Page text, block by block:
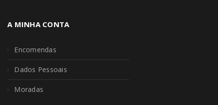
A MINHA CONTA
Encomendas
Dados Pessoais
Moradas